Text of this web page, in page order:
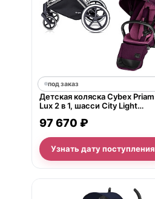
под заказ
Детская коляска Cybex Priam
Lux 2 в 1, шасси City Light
97 670 ₽
Узнать дату поступления